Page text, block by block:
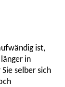
ist,
in
selber sich